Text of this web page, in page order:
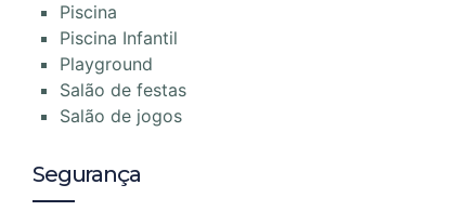
Piscina
Piscina Infantil
Playground
Salão de festas
Salão de jogos
Segurança